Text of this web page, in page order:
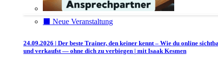
⬛️ Neue Veranstaltung
24.09.2026 | Der beste Trainer, den keiner kennt – Wie du online
und verkaufst — ohne dich zu verbiegen | mit Isaak Kesmen